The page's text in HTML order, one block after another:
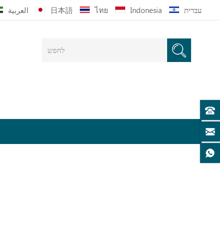
العربية 日本語 ไทย Indonesia עברית